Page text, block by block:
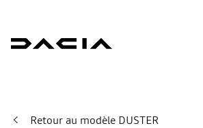
Retour au modèle DUSTER